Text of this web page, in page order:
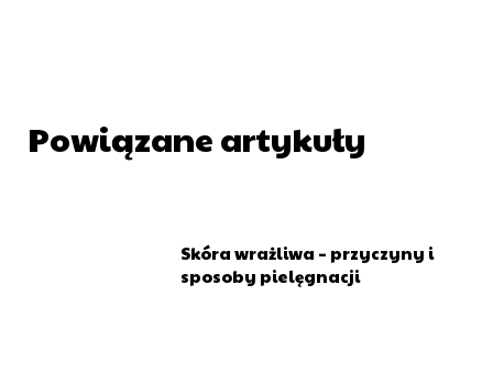
Powiązane artykuły
Skóra wrażliwa – przyczyny i
sposoby pielęgnacji